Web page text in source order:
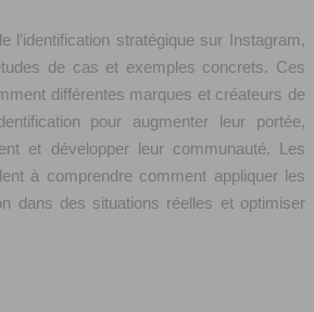
l’identification stratégique sur Instagram,
de cas et exemples concrets. Ces
différentes marques et créateurs de
pour augmenter leur portée,
et développer leur communauté. Les
à comprendre comment appliquer les
dans des situations réelles et optimiser